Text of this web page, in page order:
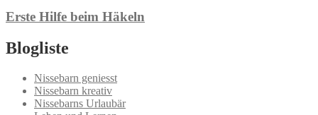
Erste Hilfe beim Häkeln
Blogliste
Nissebarn geniesst
Nissebarn kreativ
Nissebarns Urlaubär